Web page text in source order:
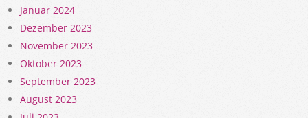
Januar 2024
Dezember 2023
November 2023
Oktober 2023
September 2023
August 2023